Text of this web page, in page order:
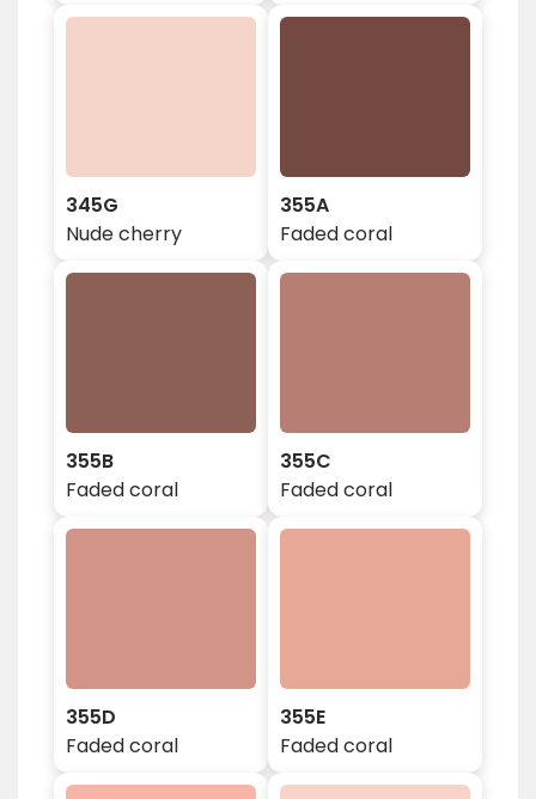
345G
Nude cherry
355A
Faded coral
355B
Faded coral
355C
Faded coral
355D
Faded coral
355E
Faded coral